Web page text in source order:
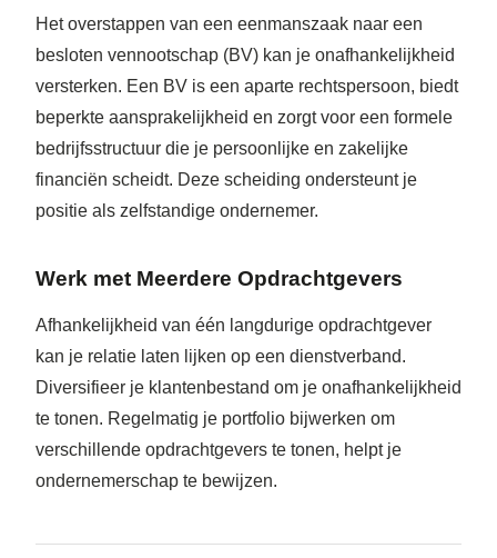
Het overstappen van een eenmanszaak naar een
besloten vennootschap (BV) kan je onafhankelijkheid
versterken. Een BV is een aparte rechtspersoon, biedt
beperkte aansprakelijkheid en zorgt voor een formele
bedrijfsstructuur die je persoonlijke en zakelijke
financiën scheidt. Deze scheiding ondersteunt je
positie als zelfstandige ondernemer.
Werk met Meerdere Opdrachtgevers
Afhankelijkheid van één langdurige opdrachtgever
kan je relatie laten lijken op een dienstverband.
Diversifieer je klantenbestand om je onafhankelijkheid
te tonen. Regelmatig je portfolio bijwerken om
verschillende opdrachtgevers te tonen, helpt je
ondernemerschap te bewijzen.